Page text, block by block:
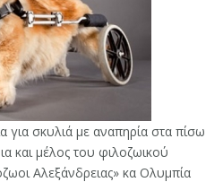
για σκυλιά με αναπηρία στα πίσω
και μέλος του φιλοζωικού
Αλεξάνδρειας» κα Ολυμπία